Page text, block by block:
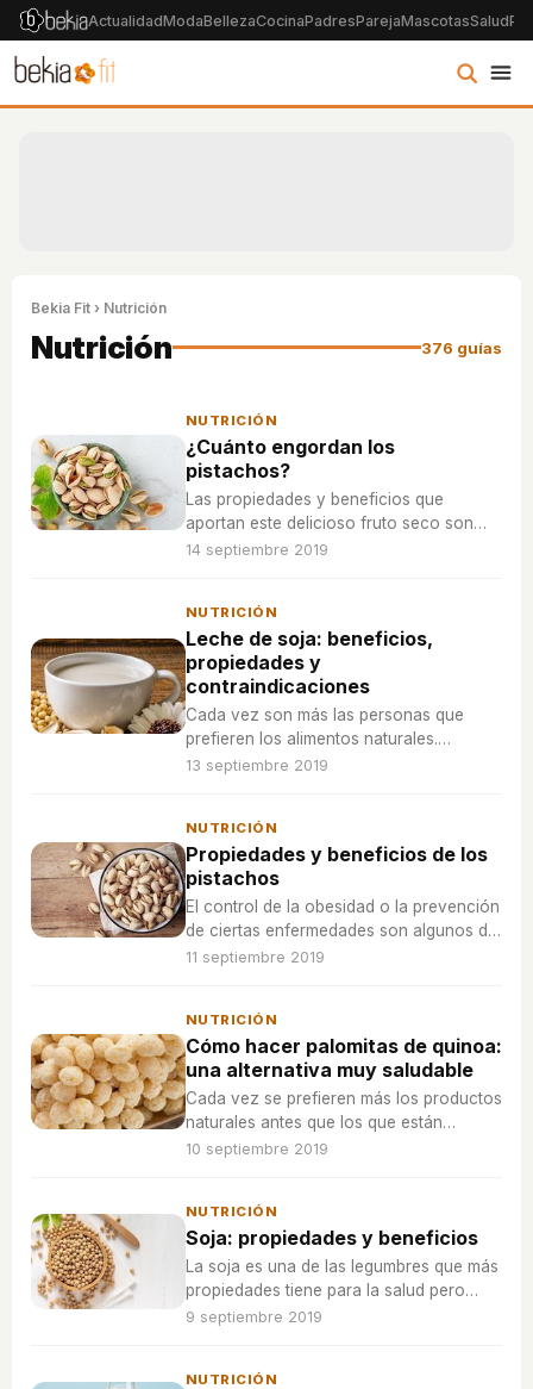
ActualidadModaBellezaCocinaPadresParejaMascotasSalud
Bekia Fit › Nutrición
Nutrición 376 guías
NUTRICIÓN
¿Cuánto engordan los
pistachos?
Las propiedades y beneficios que
aportan este delicioso fruto seco son
idóneas para poder ingerirlos de manera
14 septiembre 2019
NUTRICIÓN
Leche de soja: beneficios,
propiedades y
contraindicaciones
Cada vez son más las personas que
prefieren los alimentos naturales.
Además, estos alimentos son el aliado
13 septiembre 2019
NUTRICIÓN
Propiedades y beneficios de los
pistachos
El control de la obesidad o la prevención
de ciertas enfermedades son algunos de
los beneficios de este fruto seco que
11 septiembre 2019
NUTRICIÓN
Cómo hacer palomitas de quinoa:
una alternativa muy saludable
Cada vez se prefieren más los productos
naturales antes que los que están
altamente procesados, por eso las
10 septiembre 2019
NUTRICIÓN
Soja: propiedades y beneficios
La soja es una de las legumbres que más
propiedades tiene para la salud pero
como todos los alimentos, no es bueno
9 septiembre 2019
NUTRICIÓN